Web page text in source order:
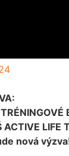
ACTIVE LIFE
nová